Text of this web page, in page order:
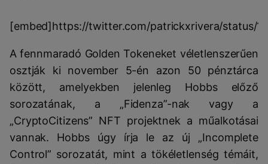
[embed]https://twitter.com/patrickxrivera/status/
A fennmaradó Golden Tokeneket véletlenszerűen
osztják ki november 5-én azon 50 pénztárca
között, amelyekben jelenleg Hobbs előző
sorozatának, a „Fidenza”-nak vagy a
„CryptoCitizens” NFT projektnek a műalkotásai
vannak. Hobbs úgy írja le az új „Incomplete
Control” sorozatát, mint a tökéletlenség témáit,